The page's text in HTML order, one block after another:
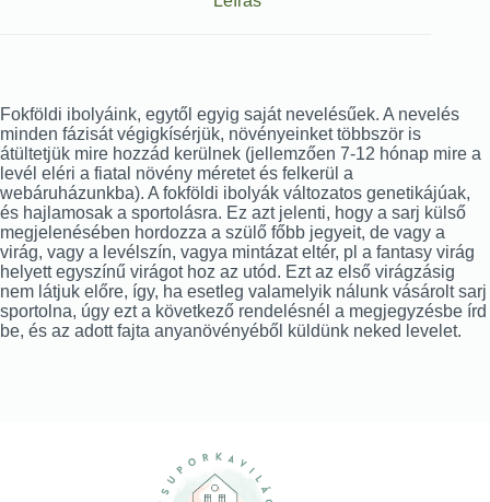
Fokföldi ibolyáink, egytől egyig saját nevelésűek. A nevelés
minden fázisát végigkísérjük, növényeinket többször is
átültetjük mire hozzád kerülnek (jellemzően 7-12 hónap mire a
levél eléri a fiatal növény méretet és felkerül a
webáruházunkba). A fokföldi ibolyák változatos genetikájúak,
és hajlamosak a sportolásra. Ez azt jelenti, hogy a sarj külső
megjelenésében hordozza a szülő főbb jegyeit, de vagy a
virág, vagy a levélszín, vagya mintázat eltér, pl a fantasy virág
helyett egyszínű virágot hoz az utód. Ezt az első virágzásig
nem látjuk előre, így, ha esetleg valamelyik nálunk vásárolt sarj
sportolna, úgy ezt a következő rendelésnél a megjegyzésbe írd
be, és az adott fajta anyanövényéből küldünk neked levelet.